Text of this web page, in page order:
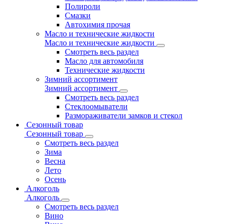
Полироли
Смазки
Автохимия прочая
Масло и технические жидкости
Масло и технические жидкости
Смотреть весь раздел
Масло для автомобиля
Технические жидкости
Зимний ассортимент
Зимний ассортимент
Смотреть весь раздел
Стеклоомыватели
Размораживатели замков и стекол
Сезонный товар
Сезонный товар
Смотреть весь раздел
Зима
Весна
Лето
Осень
Алкоголь
Алкоголь
Смотреть весь раздел
Вино